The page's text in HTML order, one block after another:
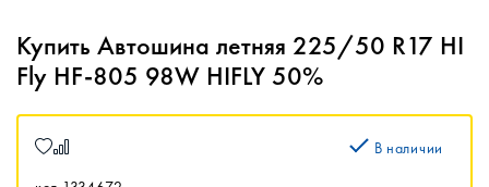
Купить Автошина летняя 225/50 R17 HI
Fly HF-805 98W HIFLY 50%
В наличии